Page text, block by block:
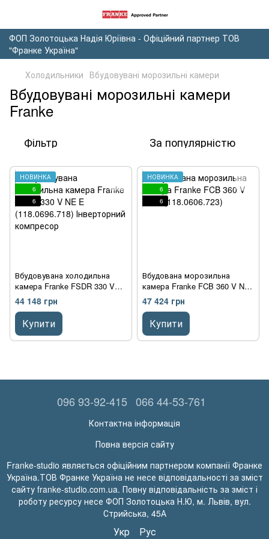
ФОП Золотоцька Надія Юріївна - Офіційний партнер ТОВ
"Франке Україна"
Холодильники Вбудовувані морозильні камери
Вбудовувані морозильні камери
Franke
Фільтр За популярністю
НОВИНКА
6
6
Вбудовувана холодильна
камера Franke FSDR 330 V
NE E (118.0696.718)
Інверторний компресор
44 148 грн
Купити
НОВИНКА
6
6
Вбудована морозильна
камера Franke FCB 360 V NE
E (118.0606.723)
47 424 грн
Купити
096 93-92-415 066 44-53-761
Контактна інформація
Повна версія сайту
Franke-studio являється офіційним партнером компанії Франке
Україна.ТОВ Франке Україна не несе відповідальності за зміст
сайту franke-studio.com.ua. Повну відповідальність за зміст і
роботу ресурсу несе ФОП Золотоцька Н.Ю, м. Львів, вул.
Стрийська, 45А
Укр Рус